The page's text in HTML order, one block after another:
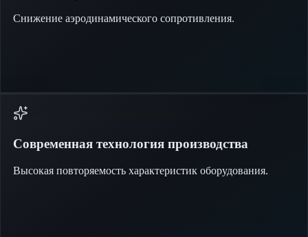
Снижение аэродинамического сопротивления.
Современная технология производства
Высокая повторяемость характеристик оборудования.